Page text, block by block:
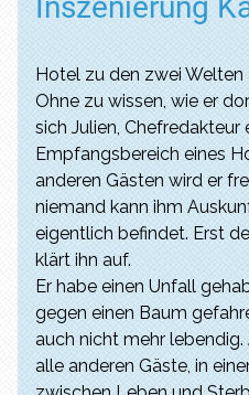
Hotel zu den zwei
Ohne zu wissen, wie er
sich Julien, Chefredakteur
Empfangsbereich eines
anderen Gästen wird er
niemand kann ihm
eigentlich befindet. Erst
klärt ihn auf.
Er habe einen Unfall
gegen einen Baum
auch nicht mehr lebendig.
alle anderen Gäste, in